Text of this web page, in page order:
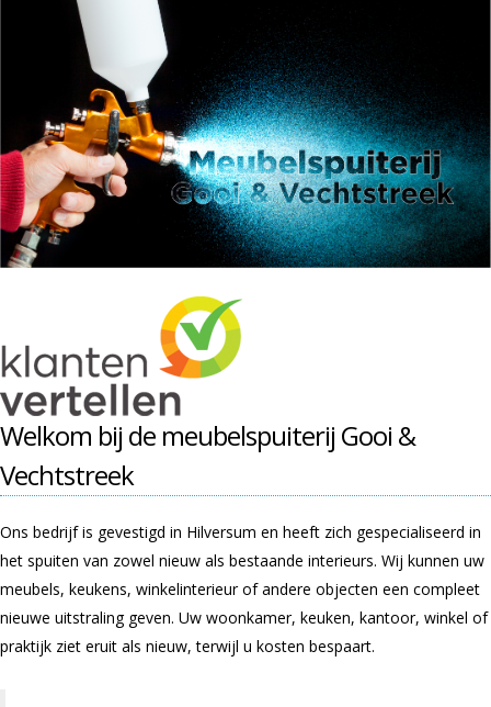
Welkom bij de meubelspuiterij Gooi &
Vechtstreek
Ons bedrijf is gevestigd in Hilversum en heeft zich gespecialiseerd in
het spuiten van zowel nieuw als bestaande interieurs. Wij kunnen uw
meubels, keukens, winkelinterieur of andere objecten een compleet
nieuwe uitstraling geven. Uw woonkamer, keuken, kantoor, winkel of
praktijk ziet eruit als nieuw, terwijl u kosten bespaart.